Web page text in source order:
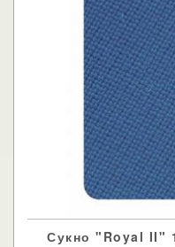
Сукно "Royal II"